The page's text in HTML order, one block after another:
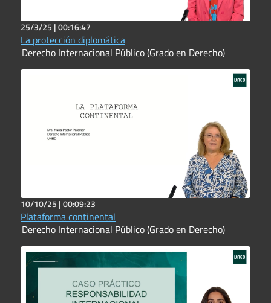
25/3/25 |00:16:47
La protección diplomática
Derecho Internacional Público (Grado en Derecho)
10/10/25 |00:09:23
Plataforma continental
Derecho Internacional Público (Grado en Derecho)